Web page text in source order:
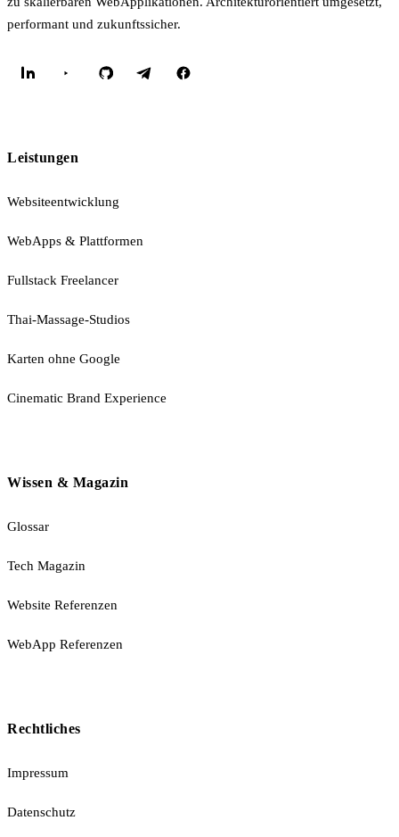
performant und zukunftssicher.
Leistungen
Websiteentwicklung
WebApps & Plattformen
Fullstack Freelancer
Thai-Massage-Studios
Karten ohne Google
Cinematic Brand Experience
Wissen & Magazin
Glossar
Tech Magazin
Website Referenzen
WebApp Referenzen
Rechtliches
Impressum
Datenschutz